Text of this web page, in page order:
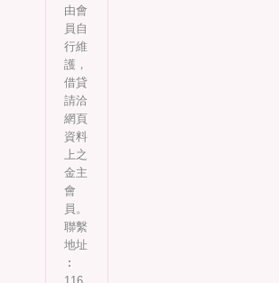
由會
員自
行維
護，
借貸
請洽
網頁
資料
上之
金主
會
員。
聯繫
地址
︰